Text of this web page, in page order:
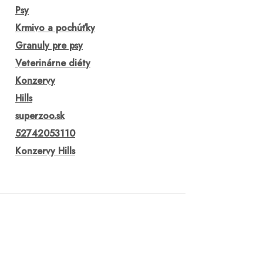
Psy
Krmivo a pochúťky
Granuly pre psy
Veterinárne diéty
Konzervy
Hills
superzoo.sk
52742053110
Konzervy Hills